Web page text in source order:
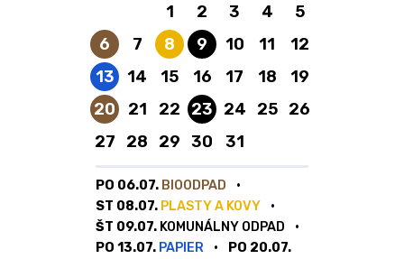
1 2 3 4
5
6
Bioodpad
7 8
Plasty a kovy
9
Komunálny odpad
10 11
12
13
Papier
14 15 16 17 18
19
20
Bioodpad
21 22 23
Komunálny odpad
24 25
26
27
28 29 30 31
PO 06.07. BIOODPAD
ST 08.07. PLASTY A KOVY
ŠT 09.07. KOMUNÁLNY ODPAD
PO 13.07. PAPIER
PO 20.07.